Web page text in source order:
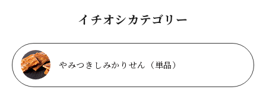
イチオシカテゴリー
やみつきしみかりせん（単品）